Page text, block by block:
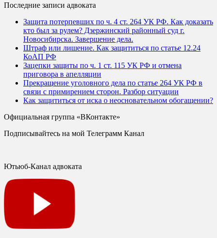
Последние записи адвоката
Защита потерпевших по ч. 4 ст. 264 УК РФ. Как доказать
кто был за рулем? Дзержинский районный суд г.
Новосибирска. Завершение дела.
Штраф или лишение. Как защититься по статье 12.24
КоАП РФ
Зацепки защиты по ч. 1 ст. 115 УК РФ и отмена
приговора в апелляции
Прекращение уголовного дела по статье 264 УК РФ в
связи с примирением сторон. Разбор ситуации
Как защититься от иска о неосновательном обогащении?
Официальная группа «ВКонтакте»
Подписывайтесь на мой Телеграмм Канал
Ютьюб-Канал адвоката